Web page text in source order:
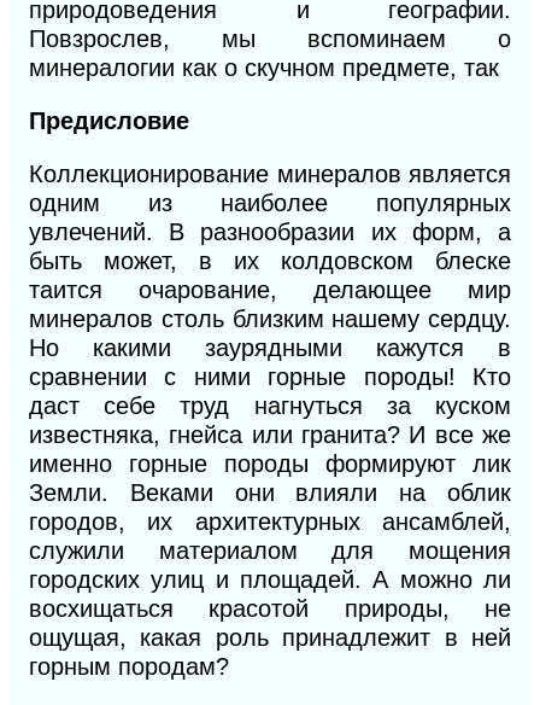
природоведения и географии.
Повзрослев, мы вспоминаем о
минералогии как о скучном предмете, так
Предисловие
Коллекционирование минералов является
одним из наиболее популярных
увлечений. В разнообразии их форм, а
быть может, в их колдовском блеске
таится очарование, делающее мир
минералов столь близким нашему сердцу.
Но какими заурядными кажутся в
сравнении с ними горные породы! Кто
даст себе труд нагнуться за куском
известняка, гнейса или гранита? И все же
именно горные породы формируют лик
Земли. Веками они влияли на облик
городов, их архитектурных ансамблей,
служили материалом для мощения
городских улиц и площадей.А можно ли
восхищаться красотой природы, не
ощущая, какая роль принадлежит в ней
горным породам?